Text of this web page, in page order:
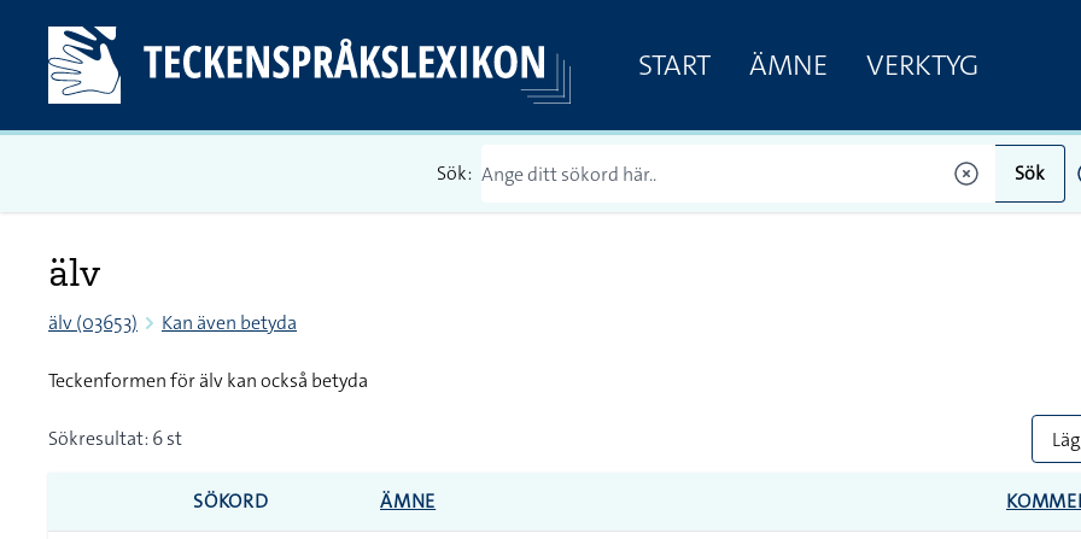
START ÄMNE VERKTYG
Sök: Sök
älv
älv (03653) Kan även betyda
Teckenformen för älv kan också betyda
Sökresultat: 6 st
SÖKORD ÄMNE